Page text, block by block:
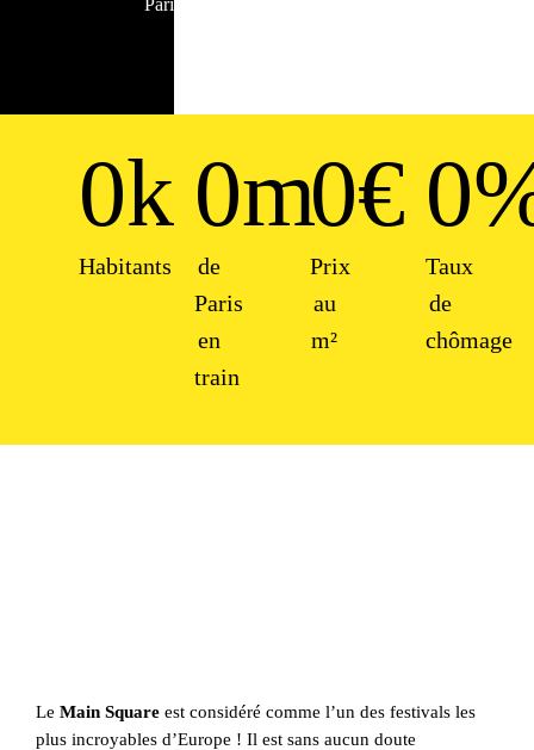
Paris
0k
Habitants
0m
de
Paris
en
train
0€
Prix
au
m²
0
Taux
de
chômage
Le Main Squareest considéré comme l’un des festivals les
plus incroyables d’Europe ! Il est sans aucun doute